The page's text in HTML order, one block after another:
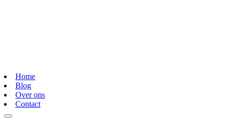
Home
Blog
Over ons
Contact